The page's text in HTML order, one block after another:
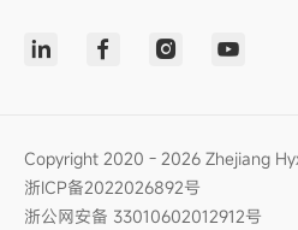
Copyright 2020 - 2026 Zhejiang
浙ICP备2022026892号
浙公网安备 33010602012912号